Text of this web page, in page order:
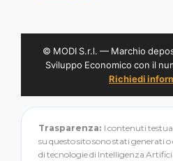
© MODI S.r.l. — Marchio
Sviluppo Economico con il
Richiedi
Trasparenza: I contenuti
su questo sito sono stati generati
di tecnologie di Intelligenza